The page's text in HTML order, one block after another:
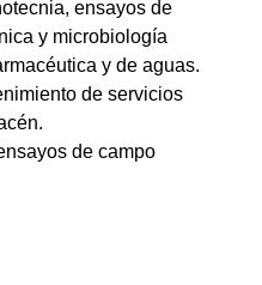
ensayos de
y microbiología
y de aguas.
de servicios
de campo